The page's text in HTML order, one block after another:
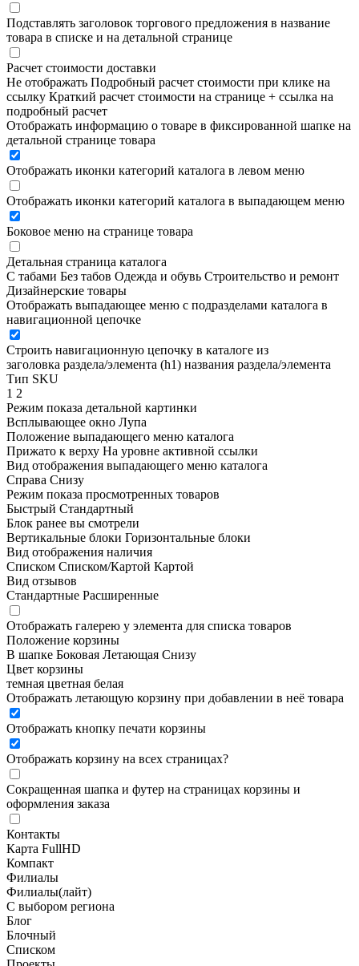
Подставлять заголовок торгового предложения в название
товара в списке и на детальной странице
Расчет стоимости доставки
Не отображать Подробный расчет стоимости при клике на
ссылку Краткий расчет стоимости на странице + ссылка на
подробный расчет
Отображать информацию о товаре в фиксированной шапке на
детальной странице товара
Отображать иконки категорий каталога в левом меню
Отображать иконки категорий каталога в выпадающем меню
Боковое меню на странице товара
Детальная страница каталога
С табами Без табов Одежда и обувь Строительство и ремонт
Дизайнерские товары
Отображать выпадающее меню с подразделами каталога в
навигационной цепочке
Строить навигационную цепочку в каталоге из
заголовка раздела/элемента (h1) названия раздела/элемента
Тип SKU
1 2
Режим показа детальной картинки
Всплывающее окно Лупа
Положение выпадающего меню каталога
Прижато к верху На уровне активной ссылки
Вид отображения выпадающего меню каталога
Справа Снизу
Режим показа просмотренных товаров
Быстрый Стандартный
Блок ранее вы смотрели
Вертикальные блоки Горизонтальные блоки
Вид отображения наличия
Списком Списком/Картой Картой
Вид отзывов
Стандартные Расширенные
Отображать галерею у элемента для списка товаров
Положение корзины
В шапке Боковая Летающая Снизу
Цвет корзины
темная цветная белая
Отображать летающую корзину при добавлении в неё товара
Отображать кнопку печати корзины
Отображать корзину на всех страницах?
Сокращенная шапка и футер на страницах корзины и
оформления заказа
Контакты
Карта FullHD
Компакт
Филиалы
Филиалы(лайт)
С выбором региона
Блог
Блочный
Списком